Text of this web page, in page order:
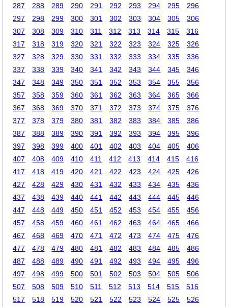
287 288 289 290 291 292 293 294 295
296
297
298 299 300 301 302 303 304 305
306
307
308 309 310 311 312 313 314 315
316
317
318 319 320 321 322 323 324 325
326
327
328 329 330 331 332 333 334 335
336
337
338 339 340 341 342 343 344 345
346
347
348 349 350 351 352 353 354 355
356
357
358 359 360 361 362 363 364 365
366
367
368 369 370 371 372 373 374 375
376
377
378 379 380 381 382 383 384 385
386
387
388 389 390 391 392 393 394 395
396
397
398 399 400 401 402 403 404 405
406
407
408 409 410 411 412 413 414 415
416
417
418 419 420 421 422 423 424 425
426
427
428 429 430 431 432 433 434 435
436
437
438 439 440 441 442 443 444 445
446
447
448 449 450 451 452 453 454 455
456
457
458 459 460 461 462 463 464 465
466
467
468 469 470 471 472 473 474 475
476
477
478 479 480 481 482 483 484 485
486
487
488 489 490 491 492 493 494 495
496
497
498 499 500 501 502 503 504 505
506
507
508 509 510 511 512 513 514 515
516
517
518 519 520 521 522 523 524 525
526